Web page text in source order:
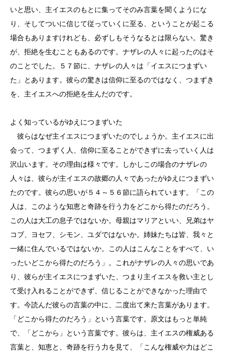
いと思い、主イエスのもとに集ってそのみ言葉を聞くようにな
り、そしてついに信じて従っていくに至る、ということが起こる
場合もありますけれども、必ずしもそうなるとは限らない。驚き
が、拒絶を生むこともあるのです。ナザレの人々に起ったのはそ
のことでした。５７節に、ナザレの人々は「イエスにつまずい
た」とあります。彼らの驚きは信仰に至るのではなく、つまずき
を、主イエスへの拒絶を生んだのです。
よく知っているがゆえにつまずいた
彼らはなぜ主イエスにつまずいたのでしょうか。主イエスに出
会って、つまずく人、信仰に至ることができずに去っていく人は
沢山います。その理由は様々です。しかしこの場合のナザレの
人々は、彼らが主イエスの故郷の人々であったがゆえにつまずい
たのです。彼らの思いが５４～５６節に語られています。「この
人は、このような知恵と奇跡を行う力をどこから得たのだろう。
この人は大工の息子ではないか。母親はマリアといい、兄弟はヤ
コブ、ヨセフ、シモン、ユダではないか。姉妹たちは皆、我々と
一緒に住んでいるではないか。この人はこんなことをすべて、い
ったいどこから得たのだろう」。これがナザレの人々の思いであ
り、彼らが主イエスにつまずいた、つまり主イエスを救い主とし
て受け入れることができず、信じることができなかった理由で
す。今読んだ彼らの言葉の中に、二度出て来た言葉があります。
「どこから得たのだろう」という言葉です。原文はもっと単純
で、「どこから」という言葉です。彼らは、主イエスの権威ある
言葉と、知恵と、奇跡を行う力を見て、「こんな権威や力はどこ